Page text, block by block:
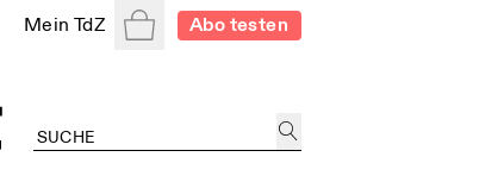
Mein TdZ WarenkorbAbo testen